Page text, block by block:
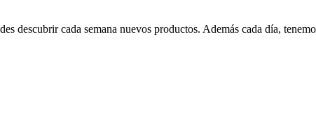
descubrir cada semana nuevos productos. Además cada día,